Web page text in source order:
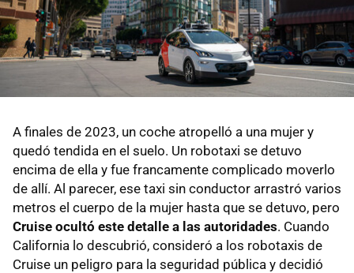
A finales de 2023, un coche atropelló a una mujer y
quedó tendida en el suelo. Un robotaxi se detuvo
encima de ella y fue francamente complicado moverlo
de allí. Al parecer, ese taxi sin conductor arrastró varios
metros el cuerpo de la mujer hasta que se detuvo, pero
Cruise ocultó este detalle a las autoridades. Cuando
California lo descubrió, consideró a los robotaxis de
Cruise un peligro para la seguridad pública y decidió